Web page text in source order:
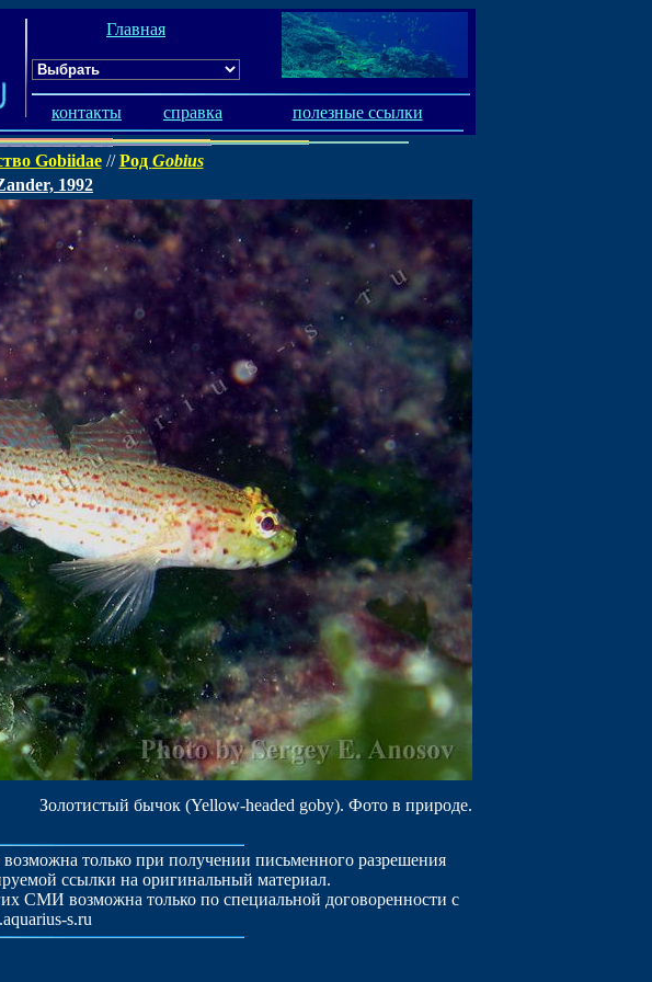
Главная
контакты справка полезные ссылки
Gobiidae//Род Gobius
1992
Золотистый бычок (Yellow-headed goby). Фото в природе.
только при получении письменного разрешения
ссылки на оригинальный материал.
СМИ возможна только по специальной договоренности с
s.ru